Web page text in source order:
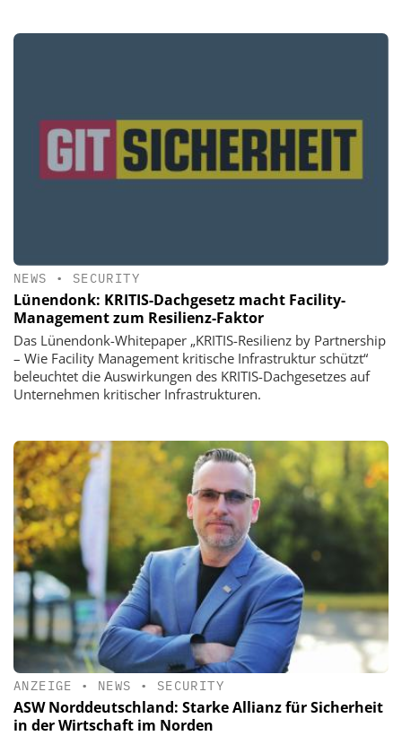
NEWS • SECURITY
Lünendonk: KRITIS-Dachgesetz macht Facility-
Management zum Resilienz-Faktor
Das Lünendonk-Whitepaper „KRITIS-Resilienz by Partnership
– Wie Facility Management kritische Infrastruktur schützt“
beleuchtet die Auswirkungen des KRITIS-Dachgesetzes auf
Unternehmen kritischer Infrastrukturen.
ANZEIGE • NEWS • SECURITY
ASW Norddeutschland: Starke Allianz für Sicherheit
in der Wirtschaft im Norden